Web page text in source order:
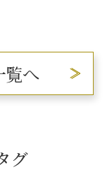
覧へ
グ